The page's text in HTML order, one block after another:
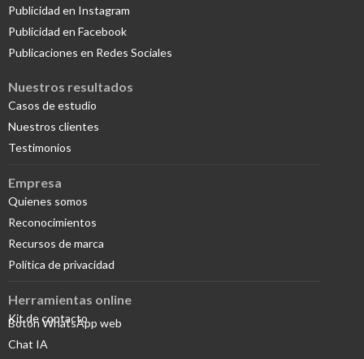
Publicidad en Instagram
Publicidad en Facebook
Publicaciones en Redes Sociales
Nuestros resultados
Casos de estudio
Nuestros clientes
Testimonios
Empresa
Quienes somos
Reconocimientos
Recursos de marca
Política de privacidad
Herramientas online
Kit de contacto
Botón WhatsApp web
Chat IA